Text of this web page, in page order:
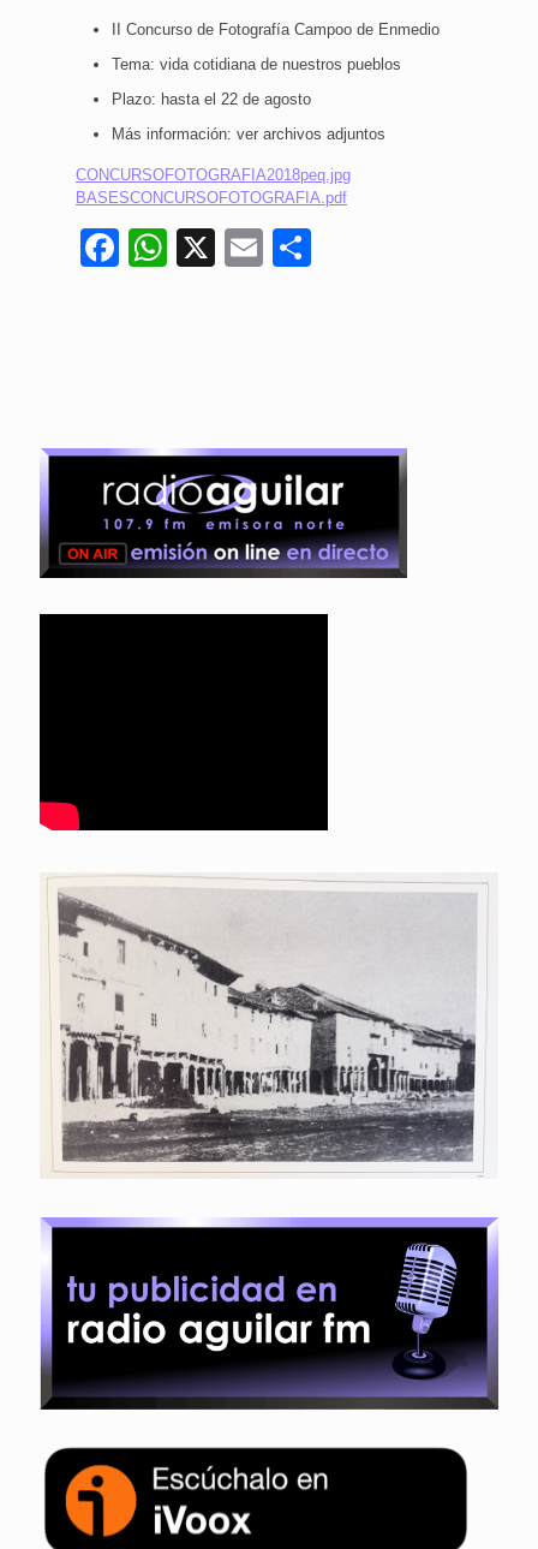
II Concurso de Fotografía Campoo de Enmedio
Tema: vida cotidiana de nuestros pueblos
Plazo: hasta el 22 de agosto
Más información: ver archivos adjuntos
CONCURSOFOTOGRAFIA2018peq.jpg
BASESCONCURSOFOTOGRAFIA.pdf
Facebook
WhatsApp
X Email